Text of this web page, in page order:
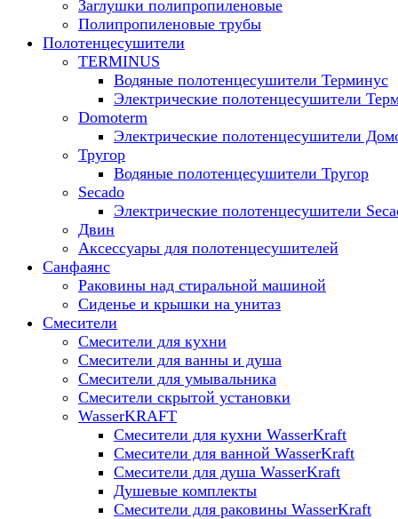
Заглушки полипропиленовые
Полипропиленовые трубы
Полотенцесушители
TERMINUS
Водяные полотенцесушители Терминус
Электрические полотенцесушители
Domoterm
Электрические полотенцесушители
Тругор
Водяные полотенцесушители Тругор
Secado
Электрические полотенцесушители
Двин
Аксессуары для полотенцесушителей
Санфаянс
Раковины над стиральной машиной
Сиденье и крышки на унитаз
Смесители
Смесители для кухни
Смесители для ванны и душа
Смесители для умывальника
Смесители скрытой установки
WasserKRAFT
Смесители для кухни WasserKraft
Смесители для ванной WasserKraft
Смесители для душа WasserKraft
Душевые комплекты
Смесители для раковины WasserKraft